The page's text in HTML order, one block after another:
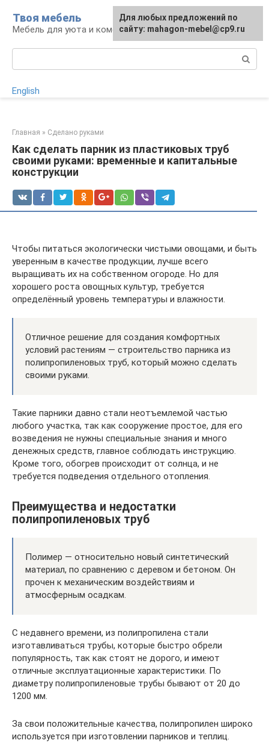
контенту
Твоя мебель
Мебель для уюта и комфорта
English
Главная » Сделано руками
Как сделать парник из пластиковых труб
своими руками: временные и капитальные
конструкции
Чтобы питаться экологически чистыми овощами, и быть
уверенным в качестве продукции, лучше всего
выращивать их на собственном огороде. Но для
хорошего роста овощных культур, требуется
определённый уровень температуры и влажности.
Отличное решение для создания комфортных
условий растениям — строительство парника из
полипропиленовых труб, который можно сделать
своими руками.
Такие парники давно стали неотъемлемой частью
любого участка, так как сооружение простое, для его
возведения не нужны специальные знания и много
денежных средств, главное соблюдать инструкцию.
Кроме того, обогрев происходит от солнца, и не
требуется подведения отдельного отопления.
Преимущества и недостатки
полипропиленовых труб
Полимер — относительно новый синтетический
материал, по сравнению с деревом и бетоном. Он
прочен к механическим воздействиям и
атмосферным осадкам.
С недавнего времени, из полипропилена стали
изготавливаться трубы, которые быстро обрели
популярность, так как стоят не дорого, и имеют
отличные эксплуатационные характеристики. По
диаметру полипропиленовые трубы бывают от 20 до
1200 мм.
За свои положительные качества, полипропилен широко
используется при изготовлении парников и теплиц.
Для любых предложений по
сайту: mahagon-mebel@cp9.ru
Для любых предложений по
сайту: mahagon-mebel@cp9.ru